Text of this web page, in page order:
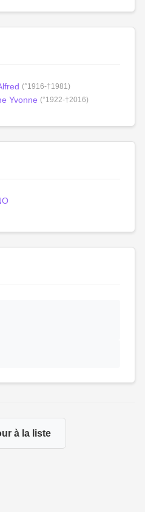
(°1916-†1981)
Yvonne (°1922-†2016)
à la liste